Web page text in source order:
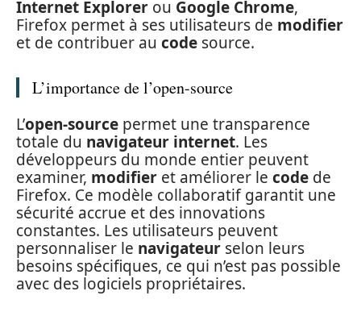
Internet Explorer ou Google Chrome,
Firefox permet à ses utilisateurs de modifier
et de contribuer au code source.
L’importance de l’open-source
L’open-source permet une transparence
totale du navigateur internet. Les
développeurs du monde entier peuvent
examiner, modifier et améliorer le code de
Firefox. Ce modèle collaboratif garantit une
sécurité accrue et des innovations
constantes. Les utilisateurs peuvent
personnaliser le navigateur selon leurs
besoins spécifiques, ce qui n’est pas possible
avec des logiciels propriétaires.